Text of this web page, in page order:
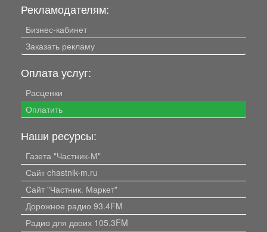
Рекламодателям:
Бизнес-кабинет
Заказать рекламу
Оплата услуг:
Расценки
Оплатить
Наши ресурсы:
Газета "Частник-М"
Сайт chastnik-m.ru
Сайт "Частник. Маркет"
Дорожное радио 93.4FM
Радио для двоих 105.3FM